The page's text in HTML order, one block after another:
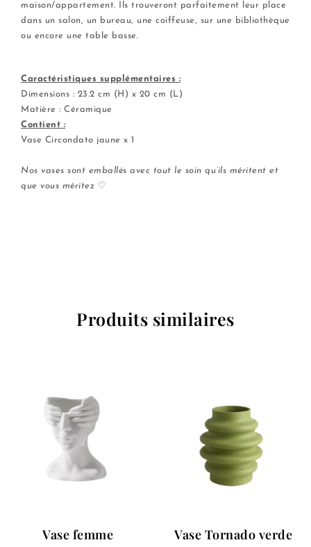
maison/appartement. Ils trouveront parfaitement leur place
dans un salon, un bureau, une coiffeuse, sur une bibliothèque
ou encore une table basse.
Caractéristiques supplémentaires :
Dimensions : 23.2 cm (H) x 20 cm (L)
Matière : Céramique
Contient :
Vase Circondato jaune x 1
Nos vases sont emballés avec tout le soin qu’ils méritent et
que vous méritez ♡
Produits similaires
Vase femme
Vase Tornado verde